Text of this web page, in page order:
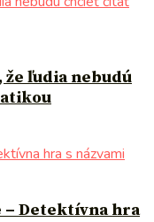
že ľudia nebudú
– Detektívna hra